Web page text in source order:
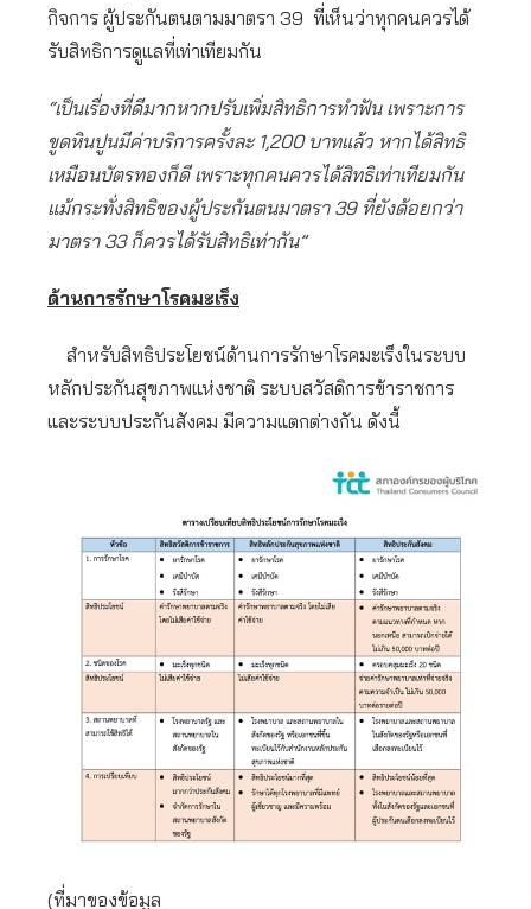
กิจการ ผู้ประกันตนตามมาตรา 39 ที่เห็นว่าทุกคนควรได้
รับสิทธิการดูแลที่เท่าเทียมกัน
“เป็นเรื่องที่ดีมากหากปรับเพิ่มสิทธิการทำฟัน เพราะการ
ขูดหินปูนมีค่าบริการครั้งละ 1,200 บาทแล้ว หากได้สิทธิ
เหมือนบัตรทองก็ดี เพราะทุกคนควรได้สิทธิเท่าเทียมกัน
แม้กระทั่งสิทธิของผู้ประกันตนมาตรา 39 ที่ยังด้อยกว่า
มาตรา 33 ก็ควรได้รับสิทธิเท่ากัน”
ด้านการรักษาโรคมะเร็ง
สำหรับสิทธิประโยชน์ด้านการรักษาโรคมะเร็งในระบบ
หลักประกันสุขภาพแห่งชาติ ระบบสวัสดิการข้าราชการ
และระบบประกันสังคม มีความแตกต่างกัน ดังนี้
(ที่มาของข้อมูล